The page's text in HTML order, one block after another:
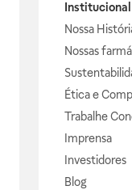
Institucional
Nossa
Nossas
Ética e
Trabalhe
Imprensa
Investidores
Blog